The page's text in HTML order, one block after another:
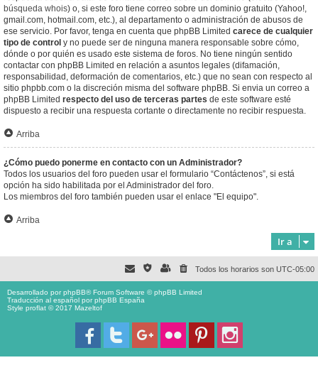
búsqueda whois) o, si este foro tiene correo sobre un dominio gratuito (Yahoo!,
gmail.com, hotmail.com, etc.), al departamento o administración de abusos de
ese servicio. Por favor, tenga en cuenta que phpBB Limited carece de cualquier
tipo de control y no puede ser de ninguna manera responsable sobre cómo,
dónde o por quién es usado este sistema de foros. No tiene ningún sentido
contactar con phpBB Limited en relación a asuntos legales (difamación,
responsabilidad, deformación de comentarios, etc.) que no sean con respecto al
sitio phpbb.com o la discreción misma del software phpBB. Si envia un correo a
phpBB Limited respecto del uso de terceras partes de este software esté
dispuesto a recibir una respuesta cortante o directamente no recibir respuesta.
Arriba
¿Cómo puedo ponerme en contacto con un Administrador?
Todos los usuarios del foro pueden usar el formulario “Contáctenos”, si está
opción ha sido habilitada por el Administrador del foro.
Los miembros del foro también pueden usar el enlace "El equipo".
Arriba
Ir a
Todos los horarios son UTC-05:00
Desarrollado porphpBB® Forum Software © phpBB Limited
Traducción al español porphpBB España
Style proflat © 2017 Mazeltof